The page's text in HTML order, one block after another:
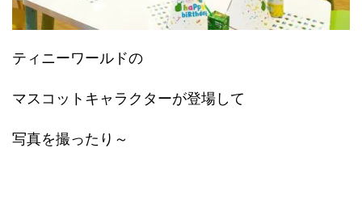
ティニーワールドの
マスコットキャラクターが登場して
写真を撮ったり～